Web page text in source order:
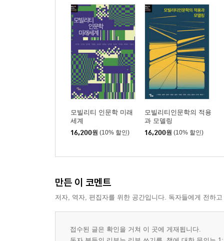
모빌리티 인문학 미래
세계
16,200원 (10% 할인)
모빌리티인문학의 적용
과 모델링
16,200원 (10% 할인)
만든 이 코멘트
저자, 역자, 편집자를 위한 공간입니다. 독자들에게 전하
접수된 글은 확인을 거쳐 이 곳에 게재됩니다.